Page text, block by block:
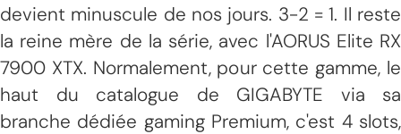
devient minuscule de nos jours. 3-2 = 1. Il reste
la reine mère de la série, avec l'AORUS Elite RX
7900 XTX. Normalement, pour cette gamme, le
haut du catalogue de GIGABYTE via sa
branche dédiée gaming Premium, c'est 4 slots,